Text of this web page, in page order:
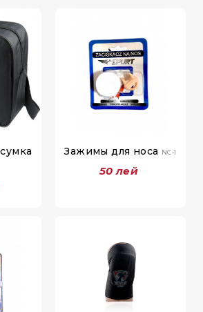
Зажимы для носа NC-1
50 лей